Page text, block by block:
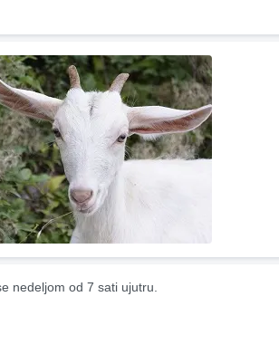
nedeljom od 7 sati ujutru.